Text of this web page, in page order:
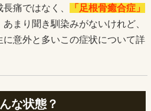
痛ではなく、
「足根骨癒合症」
まり聞き馴染みがないけれど、
意外と多いこの症状について詳
な状態？